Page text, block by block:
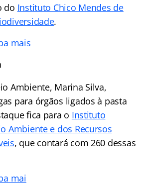
do Instituto Chico Mendes de
.
mais
Ambiente, Marina Silva,
para órgãos ligados à pasta
fica para o Instituto
Ambiente e dos Recursos
, que contará com 260 dessas
mai